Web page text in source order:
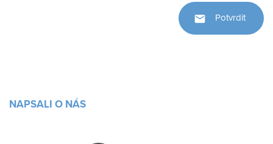
NAPSALI O NÁS